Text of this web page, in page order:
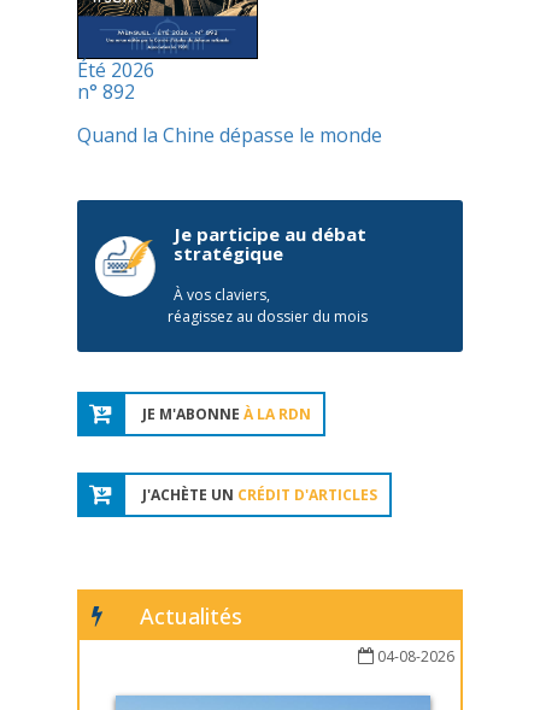
Été 2026
n° 892
Quand la Chine dépasse le monde
Je participe au débat
stratégique
À vos claviers,
réagissez au dossier du mois
JE M'ABONNE À LA RDN
J'ACHÈTE UN CRÉDIT D'ARTICLES
Actualités
04-08-2026